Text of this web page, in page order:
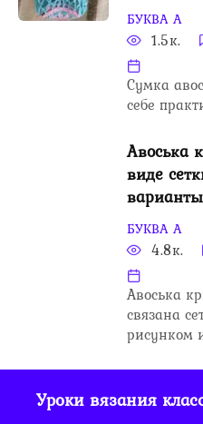
БУКВА А
1.5к.
Сумка
себе
Авоська
виде
БУКВА А
4.8к.
Авоська
связана
рисунком
Уроки вязания